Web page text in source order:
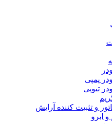
پمپی
تیوپی
و تثبیت کننده آرایش
ابرو